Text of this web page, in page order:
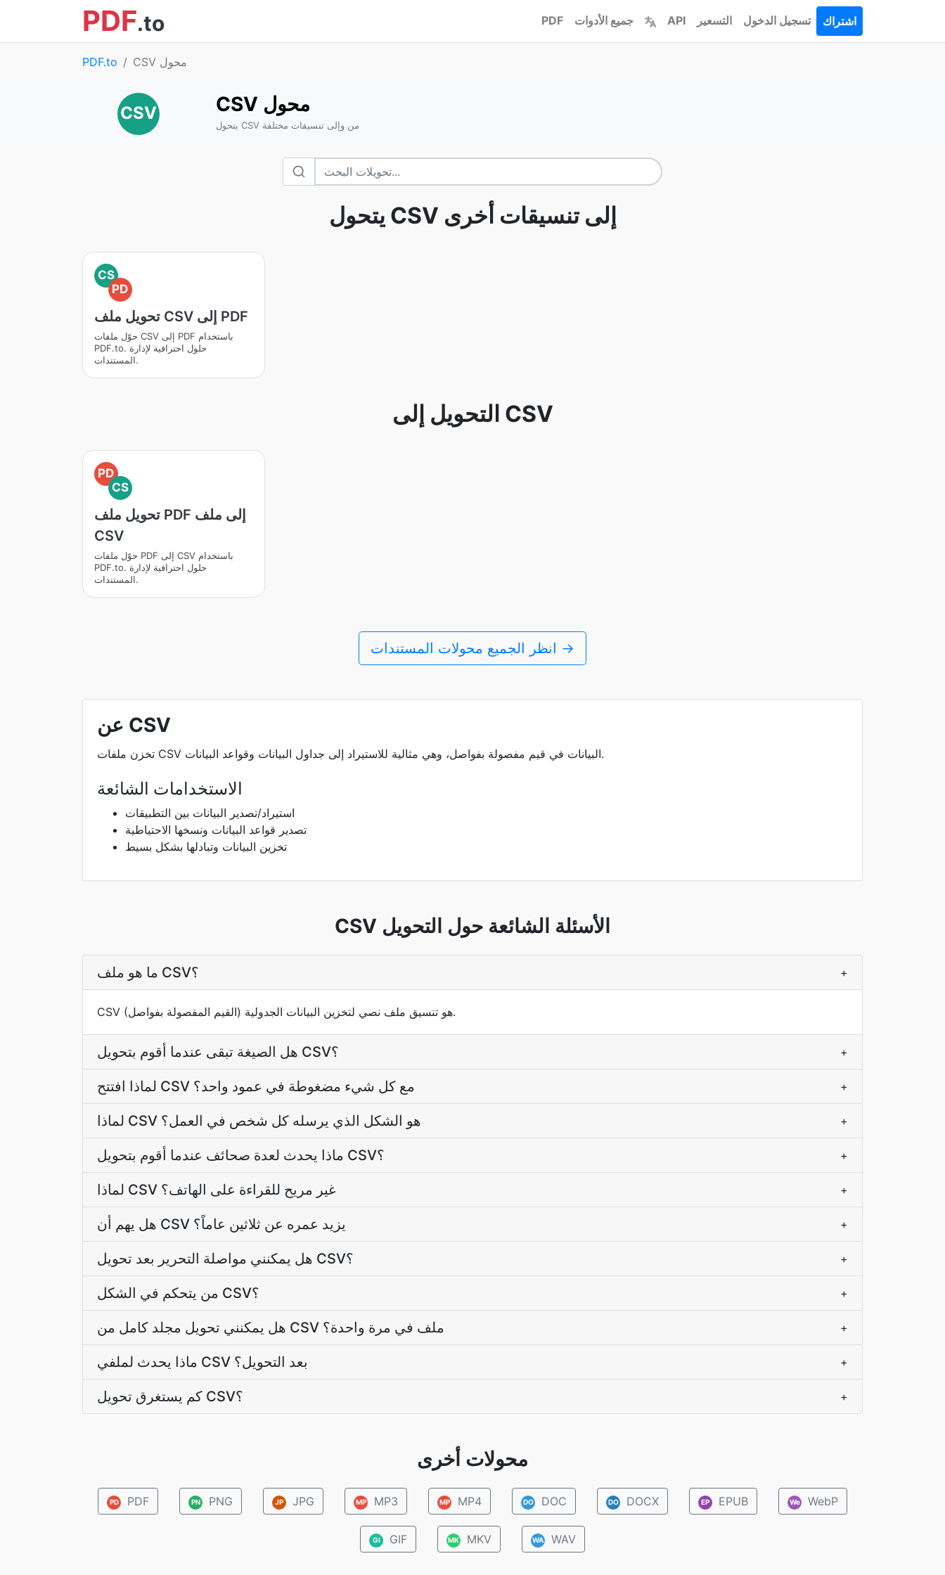
PDF.to PDF جميع الأدوات API التسعير تسجيل الدخول اشتراك
PDF.to CSV محول
CSV CSV محول
يتحول CSV من وإلى تنسيقات مختلفة
يتحول CSV إلى تنسيقات أخرى
CS
PD
تحويل ملف CSV إلى PDF
حوّل ملفات CSV إلى PDF باستخدام
PDF.to. حلول احترافية لإدارة
المستندات.
التحويل إلى CSV
PD
CS
تحويل ملف PDF إلى ملف
CSV
حوّل ملفات PDF إلى CSV باستخدام
PDF.to. حلول احترافية لإدارة
المستندات.
انظر الجميع محولات المستندات →
عن CSV
تخزن ملفات CSV البيانات في قيم مفصولة بفواصل، وهي مثالية للاستيراد إلى جداول البيانات وقواعد البيانات.
الاستخدامات الشائعة
استيراد/تصدير البيانات بين التطبيقات
تصدير قواعد البيانات ونسخها الاحتياطية
تخزين البيانات وتبادلها بشكل بسيط
CSV الأسئلة الشائعة حول التحويل
ما هو ملف CSV؟ +
CSV (القيم المفصولة بفواصل) هو تنسيق ملف نصي لتخزين البيانات الجدولية.
هل الصيغة تبقى عندما أقوم بتحويل CSV؟ +
لماذا افتتح CSV مع كل شيء مضغوطة في عمود واحد؟ +
لماذا CSV هو الشكل الذي يرسله كل شخص في العمل؟ +
ماذا يحدث لعدة صحائف عندما أقوم بتحويل CSV؟ +
لماذا CSV غير مريح للقراءة على الهاتف؟ +
هل يهم أن CSV يزيد عمره عن ثلاثين عاماً؟ +
هل يمكنني مواصلة التحرير بعد تحويل CSV؟ +
من يتحكم في الشكل CSV؟ +
هل يمكنني تحويل مجلد كامل من CSV ملف في مرة واحدة؟ +
ماذا يحدث لملفي CSV بعد التحويل؟ +
كم يستغرق تحويل CSV؟ +
محولات أخرى
PD PDF PN PNG JP JPG MP MP3 MP MP4 DO DOC DO DOCX EP EPUB We WebP
GI GIF MK MKV WA WAV